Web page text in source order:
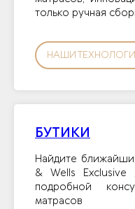
только ручная
НАШИ
БУТИКИ
Найдите
& Wells
подробной
матрасов